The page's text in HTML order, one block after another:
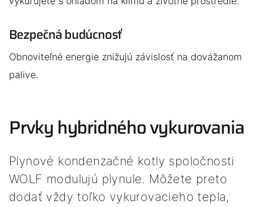
Bezpečná budúcnosť
Obnoviteľné energie znižujú závislosť na dovážanom
palive.
Prvky hybridného vykurovania
Plynové kondenzačné kotly spoločnosti
WOLF modulujú plynule. Môžete preto
dodať vždy toľko vykurovacieho tepla,